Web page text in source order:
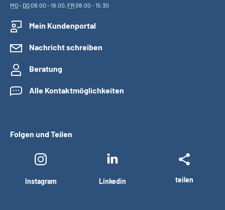
MO- DO08:00 - 19:00, FR08:00 - 15:30
Mein Kundenportal
Nachricht schreiben
Beratung
Alle Kontaktmöglichkeiten
Folgen und Teilen
Instagram Linkedin teilen